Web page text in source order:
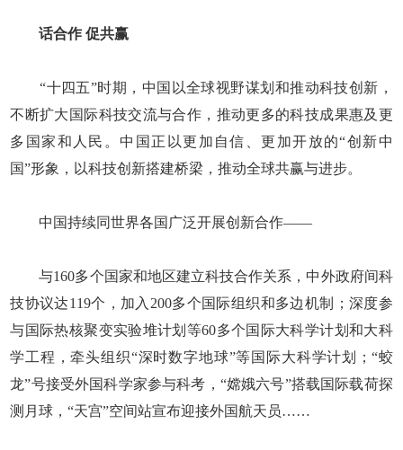
话合作 促共赢
“十四五”时期，中国以全球视野谋划和推动科技创新，
不断扩大国际科技交流与合作，推动更多的科技成果惠及更
多国家和人民。中国正以更加自信、更加开放的“创新中
国”形象，以科技创新搭建桥梁，推动全球共赢与进步。
中国持续同世界各国广泛开展创新合作——
与160多个国家和地区建立科技合作关系，中外政府间科
技协议达119个，加入200多个国际组织和多边机制；深度参
与国际热核聚变实验堆计划等60多个国际大科学计划和大科
学工程，牵头组织“深时数字地球”等国际大科学计划；“蛟
龙”号接受外国科学家参与科考，“嫦娥六号”搭载国际载荷探
测月球，“天宫”空间站宣布迎接外国航天员……